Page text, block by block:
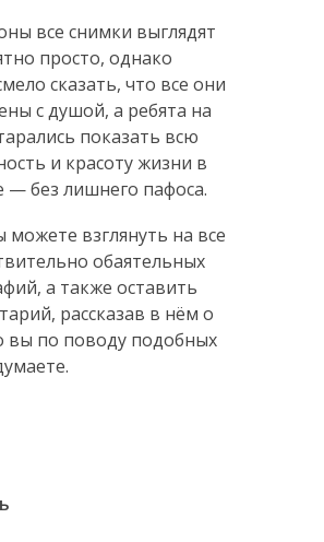
все снимки выглядят
просто, однако
сказать, что все они
с душой, а ребята на
показать всю
и красоту жизни в
— без лишнего пафоса.
взглянуть на все
обаятельных
а также оставить
рассказав в нём о
вы по поводу подобных